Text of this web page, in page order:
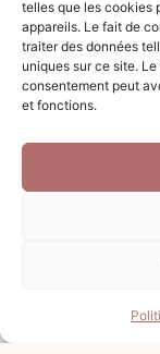
telles que les cookies
appareils. Le fait de
traiter des données
uniques sur ce site.
consentement peut
et fonctions.
80 Boulevard de la
35000 Rennes
Téléphone :
contact @